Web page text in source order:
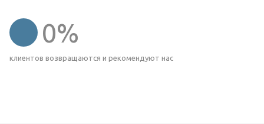
0%
клиентов возвращаются и рекомендуют нас